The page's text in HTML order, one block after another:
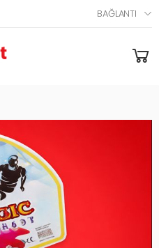
BAĞLANTI